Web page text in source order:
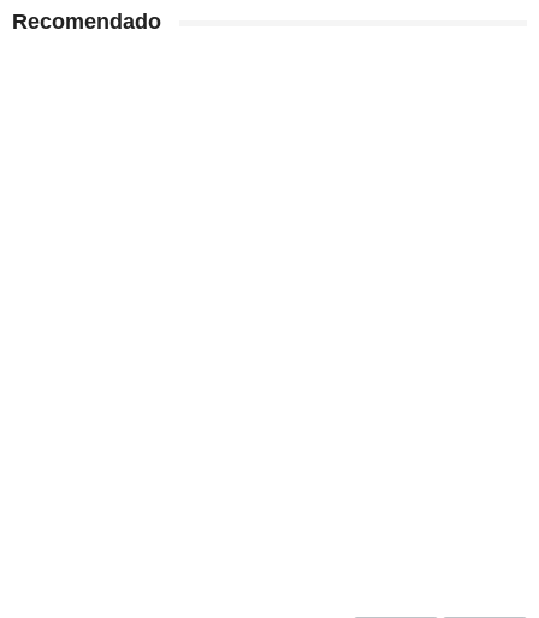
Recomendado